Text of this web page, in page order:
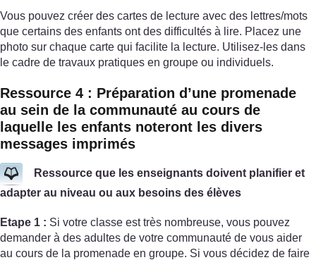
Vous pouvez créer des cartes de lecture avec des lettres/mots
que certains des enfants ont des difficultés à lire. Placez une
photo sur chaque carte qui facilite la lecture. Utilisez-les dans
le cadre de travaux pratiques en groupe ou individuels.
Ressource 4 : Préparation d’une promenade
au sein de la communauté au cours de
laquelle les enfants noteront les divers
messages imprimés
Ressource que les enseignants doivent planifier et
adapter au niveau ou aux besoins des élèves
Etape 1 : Si votre classe est très nombreuse, vous pouvez
demander à des adultes de votre communauté de vous aider
au cours de la promenade en groupe. Si vous décidez de faire